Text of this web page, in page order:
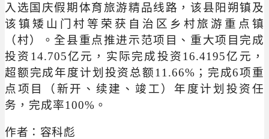
入选国庆假期体育旅游精品线路，该县阳朔镇及
该镇矮山门村等荣获自治区乡村旅游重点镇
（村）。全县重点推进示范项目、重大项目完成
投资14.705亿元，实际完成投资16.4195亿元，
超额完成年度计划投资总额11.66%；完成6项重
点项目（新开、续建、竣工）年度计划投资任
务，完成率100%。
作者：容科彪